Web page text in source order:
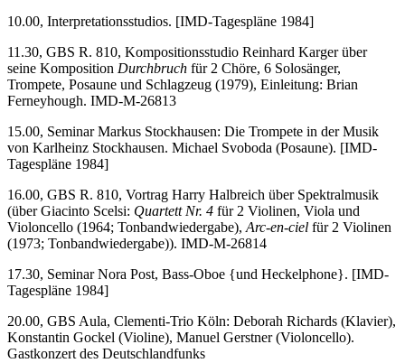
10.00, Interpretationsstudios. [IMD-Tagespläne 1984]
11.30, GBS R. 810, Kompositionsstudio Reinhard Karger über
seine Komposition Durchbruch für 2 Chöre, 6 Solosänger,
Trompete, Posaune und Schlagzeug (1979), Einleitung: Brian
Ferneyhough. IMD-M-26813
15.00, Seminar Markus Stockhausen: Die Trompete in der Musik
von Karlheinz Stockhausen. Michael Svoboda (Posaune). [IMD-
Tagespläne 1984]
16.00, GBS R. 810, Vortrag Harry Halbreich über Spektralmusik
(über Giacinto Scelsi: Quartett Nr. 4 für 2 Violinen, Viola und
Violoncello (1964; Tonbandwiedergabe), Arc-en-ciel für 2 Violinen
(1973; Tonbandwiedergabe)). IMD-M-26814
17.30, Seminar Nora Post, Bass-Oboe {und Heckelphone}. [IMD-
Tagespläne 1984]
20.00, GBS Aula, Clementi-Trio Köln: Deborah Richards (Klavier),
Konstantin Gockel (Violine), Manuel Gerstner (Violoncello).
Gastkonzert des Deutschlandfunks